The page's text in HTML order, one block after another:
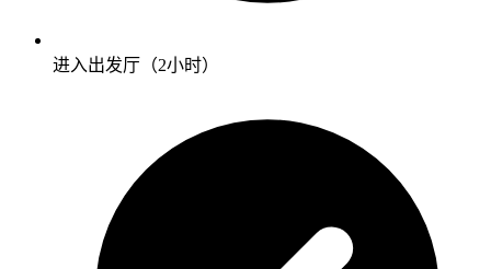
进入出发厅（2小时）